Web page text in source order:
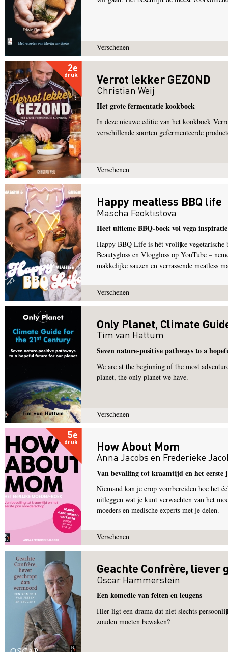
Verschenen
2e
druk Verrot lekker GEZOND
Christian Weij
Het grote fermentatie kookboek
In deze nieuwe editie van het kookboek
verschillende soorten gefermenteerde
Verschenen
Happy meatless BBQ life
Mascha Feoktistova
Heet ultieme BBQ-boek vol vega inspiratie
Happy BBQ Life is hét vrolijke vegetarische
Beautygloss en Vloggloss op YouTube –
makkelijke sauzen en verrassende meatless
Verschenen
Only Planet, Climate
Tim van Hattum
Seven nature-positive pathways to a
We are at the beginning of the most
planet, the only planet we have.
Verschenen
5e
druk How About Mom
Anna Jacobs en Frederieke
Van bevalling tot kraamtijd en het eerste
Niemand kan je erop voorbereiden hoe het
uitleggen wat je kunt verwachten van het
moeders en medische experts met je delen.
Verschenen
Geachte Confrère, liever
Oscar Hammerstein
Een komedie van feiten en leugens
Hier ligt een drama dat niet slechts
zouden moeten bewaken?